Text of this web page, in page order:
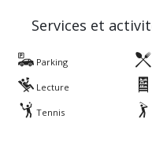
Services et
Parking
Lecture
Tennis